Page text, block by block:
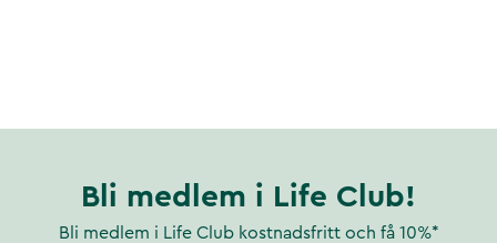
Bli medlem i Life Club!
Bli medlem i Life Club kostnadsfritt och få 10%*